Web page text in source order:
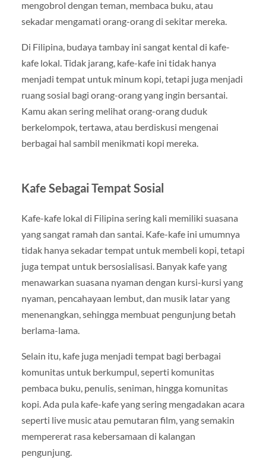
mengobrol dengan teman, membaca buku, atau
sekadar mengamati orang-orang di sekitar mereka.
Di Filipina, budaya tambay ini sangat kental di kafe-
kafe lokal. Tidak jarang, kafe-kafe ini tidak hanya
menjadi tempat untuk minum kopi, tetapi juga menjadi
ruang sosial bagi orang-orang yang ingin bersantai.
Kamu akan sering melihat orang-orang duduk
berkelompok, tertawa, atau berdiskusi mengenai
berbagai hal sambil menikmati kopi mereka.
Kafe Sebagai Tempat Sosial
Kafe-kafe lokal di Filipina sering kali memiliki suasana
yang sangat ramah dan santai. Kafe-kafe ini umumnya
tidak hanya sekadar tempat untuk membeli kopi, tetapi
juga tempat untuk bersosialisasi. Banyak kafe yang
menawarkan suasana nyaman dengan kursi-kursi yang
nyaman, pencahayaan lembut, dan musik latar yang
menenangkan, sehingga membuat pengunjung betah
berlama-lama.
Selain itu, kafe juga menjadi tempat bagi berbagai
komunitas untuk berkumpul, seperti komunitas
pembaca buku, penulis, seniman, hingga komunitas
kopi. Ada pula kafe-kafe yang sering mengadakan acara
seperti live music atau pemutaran film, yang semakin
mempererat rasa kebersamaan di kalangan
pengunjung.